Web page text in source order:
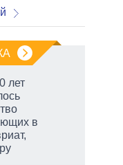
лет
в